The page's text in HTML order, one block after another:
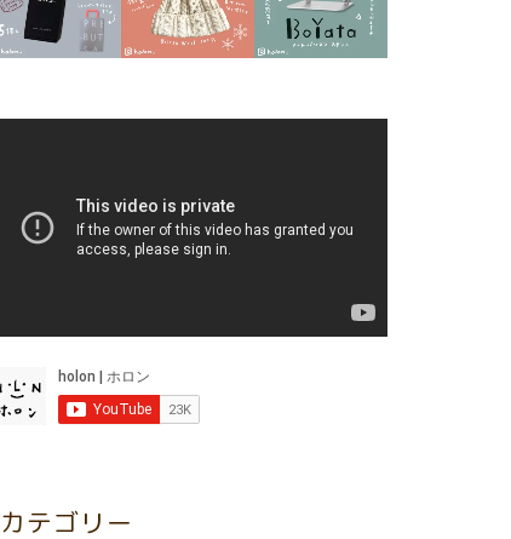
カテゴリー